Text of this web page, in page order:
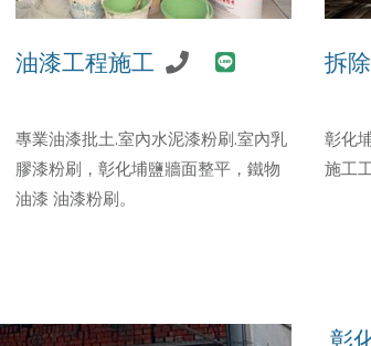
油漆工程施工
專業油漆批土.室內水泥漆粉刷.室內乳
膠漆粉刷，彰化埔鹽牆面整平，鐵物
油漆 油漆粉刷。
拆
彰化
施工
彰